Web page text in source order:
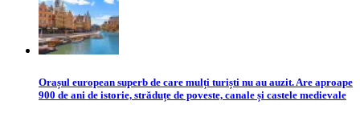
Orașul european superb de care mulți turiști nu au auzit. Are aproape
900 de ani de istorie, străduțe de poveste, canale și castele medievale